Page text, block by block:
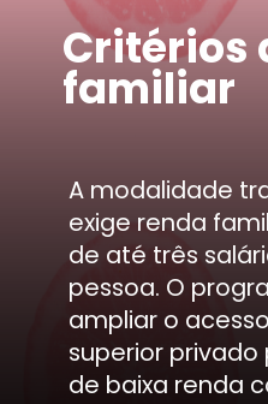
A modalidade
exige renda
de até três
pessoa. O
ampliar o
superior
de baixa renda
Critérios
familiar